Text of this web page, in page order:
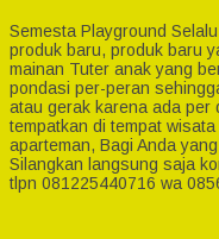
Semesta Playground
produk baru, produk baru
mainan Tuter anak yang
pondasi per-peran
atau gerak karena ada per
tempatkan di tempat
aparteman, Bagi Anda
Silangkan langsung saja
tlpn 081225440716 wa